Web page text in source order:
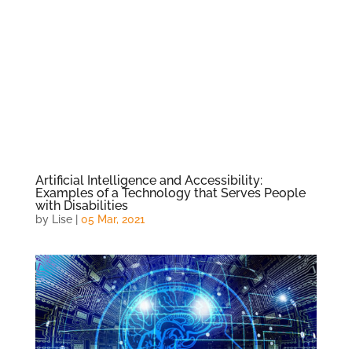
Artificial Intelligence and Accessibility:
Examples of a Technology that Serves People
with Disabilities
by Lise| 05 Mar, 2021